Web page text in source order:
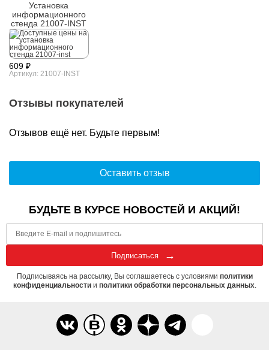
Установка
информационного
стенда 21007-INST
609 ₽
Артикул: 21007-INST
Отзывы покупателей
Отзывов ещё нет. Будьте первым!
Оставить отзыв
БУДЬТЕ В КУРСЕ НОВОСТЕЙ И АКЦИЙ!
Подписаться
Подписываясь на рассылку, Вы соглашаетесь с условиями политики
конфиденциальностии политики обработки персональных данных.